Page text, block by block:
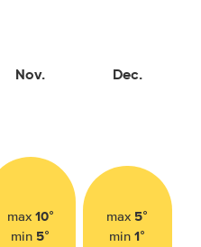
Nov.
max 10°
min 5°
Dec.
max 5°
min1°